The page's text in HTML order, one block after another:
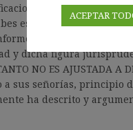
del indef no fijo
este extremo HA SIDO
al informe de la
y dicha figura
NO ES AJUSTADA A
sus señorías, principio
ha descrito y
ACEPTAR